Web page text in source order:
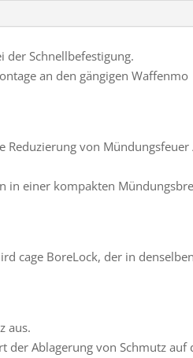
der Schnellbefestigung.
an den gängigen Waffenmo
von
einer kompakten
cage BoreLock, der in
aus.
Ablagerung von Schmutz